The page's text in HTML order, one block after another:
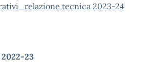
tecnica 2023-24
23